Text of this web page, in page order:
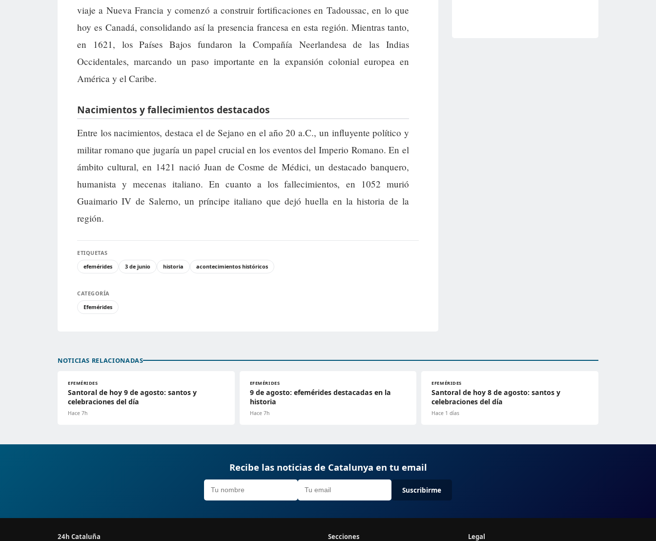
viaje a Nueva Francia y comenzó a construir fortificaciones en Tadoussac, en lo que
hoy es Canadá, consolidando así la presencia francesa en esta región. Mientras tanto,
en 1621, los Países Bajos fundaron la Compañía Neerlandesa de las Indias
Occidentales, marcando un paso importante en la expansión colonial europea en
América y el Caribe.
Nacimientos y fallecimientos destacados
Entre los nacimientos, destaca el de Sejano en el año 20 a.C., un influyente político y
militar romano que jugaría un papel crucial en los eventos del Imperio Romano. En el
ámbito cultural, en 1421 nació Juan de Cosme de Médici, un destacado banquero,
humanista y mecenas italiano. En cuanto a los fallecimientos, en 1052 murió
Guaimario IV de Salerno, un príncipe italiano que dejó huella en la historia de la
región.
ETIQUETAS
efemérides
3 de junio historia acontecimientos históricos
CATEGORÍA
Efemérides
NOTICIAS RELACIONADAS
EFEMÉRIDES
Santoral de hoy 9 de agosto: santos y
celebraciones del día
Hace 7h
EFEMÉRIDES
9 de agosto: efemérides destacadas en la
historia
Hace 7h
EFEMÉRIDES
Santoral de hoy 8 de agosto: santos y
celebraciones del día
Hace 1 días
Recibe las noticias de Catalunya en tu email
Suscribirme
24h Cataluña Secciones Legal